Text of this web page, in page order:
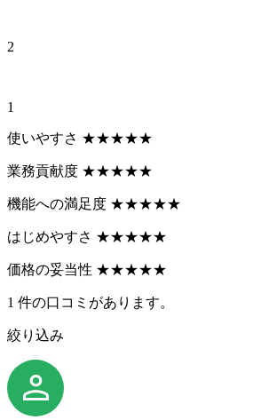
2
1
使いやすさ ★★★★★
業務貢献度 ★★★★★
機能への満足度 ★★★★★
はじめやすさ ★★★★★
価格の妥当性 ★★★★★
1 件の口コミがあります。
絞り込み